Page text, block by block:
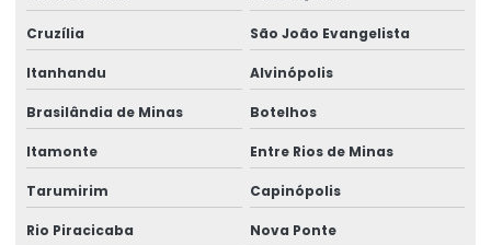
Perito de insalubridade
Perito insalubridade e periculosidade
Programa de inclusão de afastados
Reinclusão de afastados
Cruzília São João Evangelista
Itanhandu Alvinópolis
Brasilândia de Minas Botelhos
Itamonte Entre Rios de Minas
Tarumirim Capinópolis
Rio Piracicaba Nova Ponte